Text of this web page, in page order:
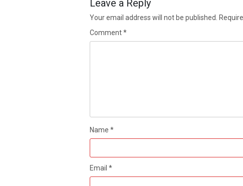
Leave a Reply
Your email address will not be published.
Comment*
Name *
Email *